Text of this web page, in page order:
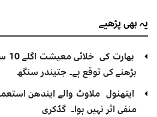
یہ بھیپڑھیے
بڑھنے کی توقع ہے۔ جتیندر سنگھ
ایتھنول ملاوٹ والے ایندھن
منفی اثر نہیں ہوا۔ گڈکری